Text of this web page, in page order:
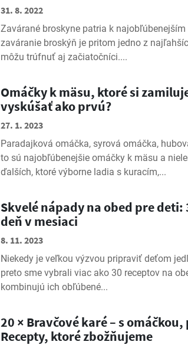
31. 8. 2022
Zavárané broskyne patria k
zaváranie broskýň je pritom jedno z
môžu trúfnuť aj začiatočníci....
Omáčky k mäsu, ktoré si
vyskúšať ako prvú?
27. 1. 2023
Paradajková omáčka, syrová omáčka,
to sú najobľúbenejšie omáčky k mäsu a
ďalších, ktoré výborne ladia s kuracím,...
Skvelé nápady na obed pre deti:
deň v mesiaci
8. 11. 2023
Niekedy je veľkou výzvou pripraviť deťom
preto sme vybrali viac ako 30 receptov na
kombinujú ich obľúbené...
20 × Bravčové karé – s
Recepty, ktoré zbožňujeme